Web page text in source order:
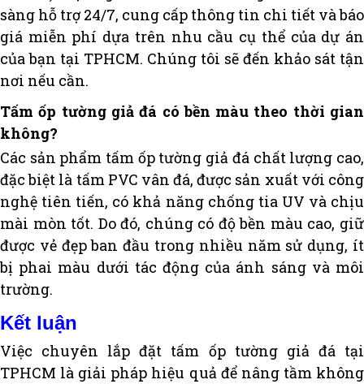
sàng hỗ trợ 24/7, cung cấp thông tin chi tiết và báo
giá miễn phí dựa trên nhu cầu cụ thể của dự án
của bạn tại TPHCM. Chúng tôi sẽ đến khảo sát tận
nơi nếu cần.
Tấm ốp tường giả đá có bền màu theo thời gian
không?
Các sản phẩm tấm ốp tường giả đá chất lượng cao,
đặc biệt là tấm PVC vân đá, được sản xuất với công
nghệ tiên tiến, có khả năng chống tia UV và chịu
mài mòn tốt. Do đó, chúng có độ bền màu cao, giữ
được vẻ đẹp ban đầu trong nhiều năm sử dụng, ít
bị phai màu dưới tác động của ánh sáng và môi
trường.
Kết luận
Việc chuyên lắp đặt tấm ốp tường giả đá tại
TPHCM là giải pháp hiệu quả để nâng tầm không